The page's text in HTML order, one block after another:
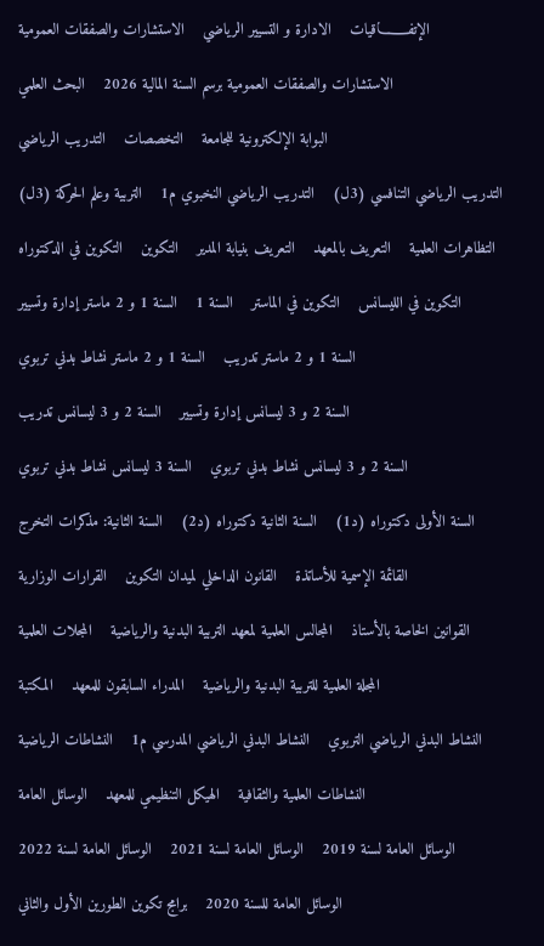
الإتفــــــاقيات
الادارة و التسيير الرياضي
الاستشارات والصفقات العمومية
الاستشارات والصفقات العمومية برسم السنة المالية 2026
البحث العلمي
البوابة الإلكترونية للجامعة
التخصصات
التدريب الرياضي
التدريب الرياضي التنافسي (3ل)
التدريب الرياضي النخبوي م1
التربية وعلم الحركة (3ل)
التظاهرات العلمية
التعريف بالمعهد التعريف بنيابة المدير التكوين
التكوين في الدكتوراه
التكوين في الليسانس
التكوين في الماستر السنة 1
السنة 1 و 2 ماستر إدارة وتسيير
السنة 1 و 2 ماستر تدريب
السنة 1 و 2 ماستر نشاط بدني تربوي
السنة 2 و 3 ليسانس إدارة وتسيير
السنة 2 و 3 ليسانس تدريب
السنة 2 و 3 ليسانس نشاط بدني تربوي
السنة 3 ليسانس نشاط بدني تربوي
السنة الأولى دكتوراه (د1)
السنة الثانية دكتوراه (د2)
السنة الثانية: مذكرات التخرج
القائمة الإسمية للأساتذة
القانون الداخلي لميدان التكوين
القرارات الوزارية
القوانين الخاصة بالأستاذ
المجالس العلمية لمعهد التربية البدنية والرياضية
المجلات العلمية
المجلة العلمية للتربية البدنية والرياضية
المدراء السابقون للمعهد
المكتبة
النشاط البدني الرياضي التربوي
النشاط البدني الرياضي المدرسي م1
النشاطات الرياضية
النشاطات العلمية والثقافية
الهيكل التنظيمي للمعهد
الوسائل العامة
الوسائل العامة لسنة 2019
الوسائل العامة لسنة 2021
الوسائل العامة لسنة 2022
الوسائل العامة للسنة 2020
برامج تكوين الطورين الأول والثاني